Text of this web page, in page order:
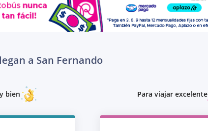
a San Fernando
bien Para viajar excelente